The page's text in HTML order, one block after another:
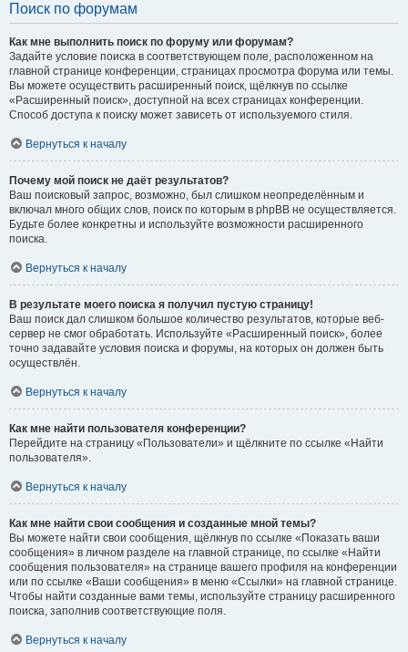
Поиск по форумам
Как мне выполнить поиск по форуму или форумам?
Задайте условие поиска в соответствующем поле, расположенном на
главной странице конференции, страницах просмотра форума или темы.
Вы можете осуществить расширенный поиск, щёлкнув по ссылке
«Расширенный поиск», доступной на всех страницах конференции.
Способ доступа к поиску может зависеть от используемого стиля.
Вернуться к началу
Почему мой поиск не даёт результатов?
Ваш поисковый запрос, возможно, был слишком неопределённым и
включал много общих слов, поиск по которым в phpBB не осуществляется.
Будьте более конкретны и используйте возможности расширенного
поиска.
Вернуться к началу
В результате моего поиска я получил пустую страницу!
Ваш поиск дал слишком большое количество результатов, которые веб-
сервер не смог обработать. Используйте «Расширенный поиск», более
точно задавайте условия поиска и форумы, на которых он должен быть
осуществлён.
Вернуться к началу
Как мне найти пользователя конференции?
Перейдите на страницу «Пользователи» и щёлкните по ссылке «Найти
пользователя».
Вернуться к началу
Как мне найти свои сообщения и созданные мной темы?
Вы можете найти свои сообщения, щёлкнув по ссылке «Показать ваши
сообщения» в личном разделе на главной странице, по ссылке «Найти
сообщения пользователя» на странице вашего профиля на конференции
или по ссылке «Ваши сообщения» в меню «Ссылки» на главной странице.
Чтобы найти созданные вами темы, используйте страницу расширенного
поиска, заполнив соответствующие поля.
Вернуться к началу